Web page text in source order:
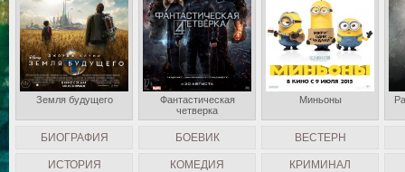
БИОГРАФИЯ БОЕВИК ВЕСТЕРН
ИСТОРИЯ КОМЕДИЯ КРИМИНАЛ
Земля будущего
Фантастическая
четверка
Миньоны